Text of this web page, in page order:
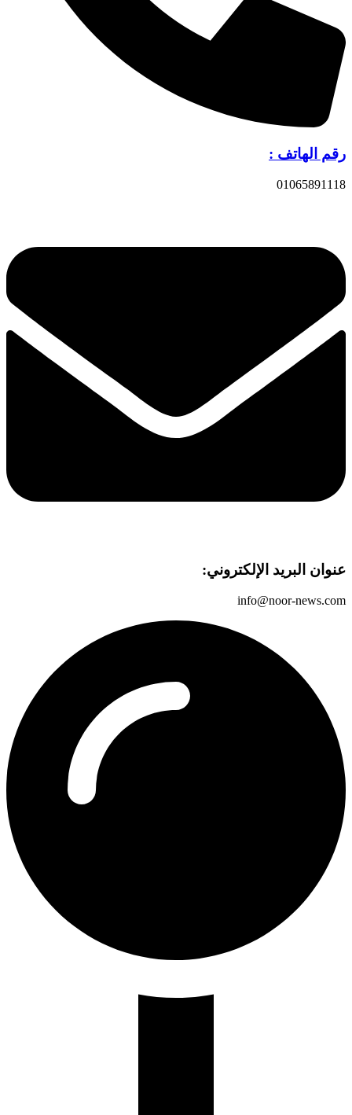
رقم الهاتف :
01065891118
عنوان البريد الإلكتروني:
info@noor-news.com